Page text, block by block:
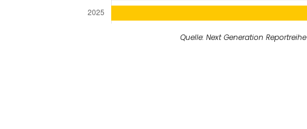
Quelle: Next Generation Reportreihe